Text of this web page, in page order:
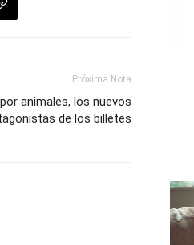
Próxima Nota
animales, los nuevos
de los billetes